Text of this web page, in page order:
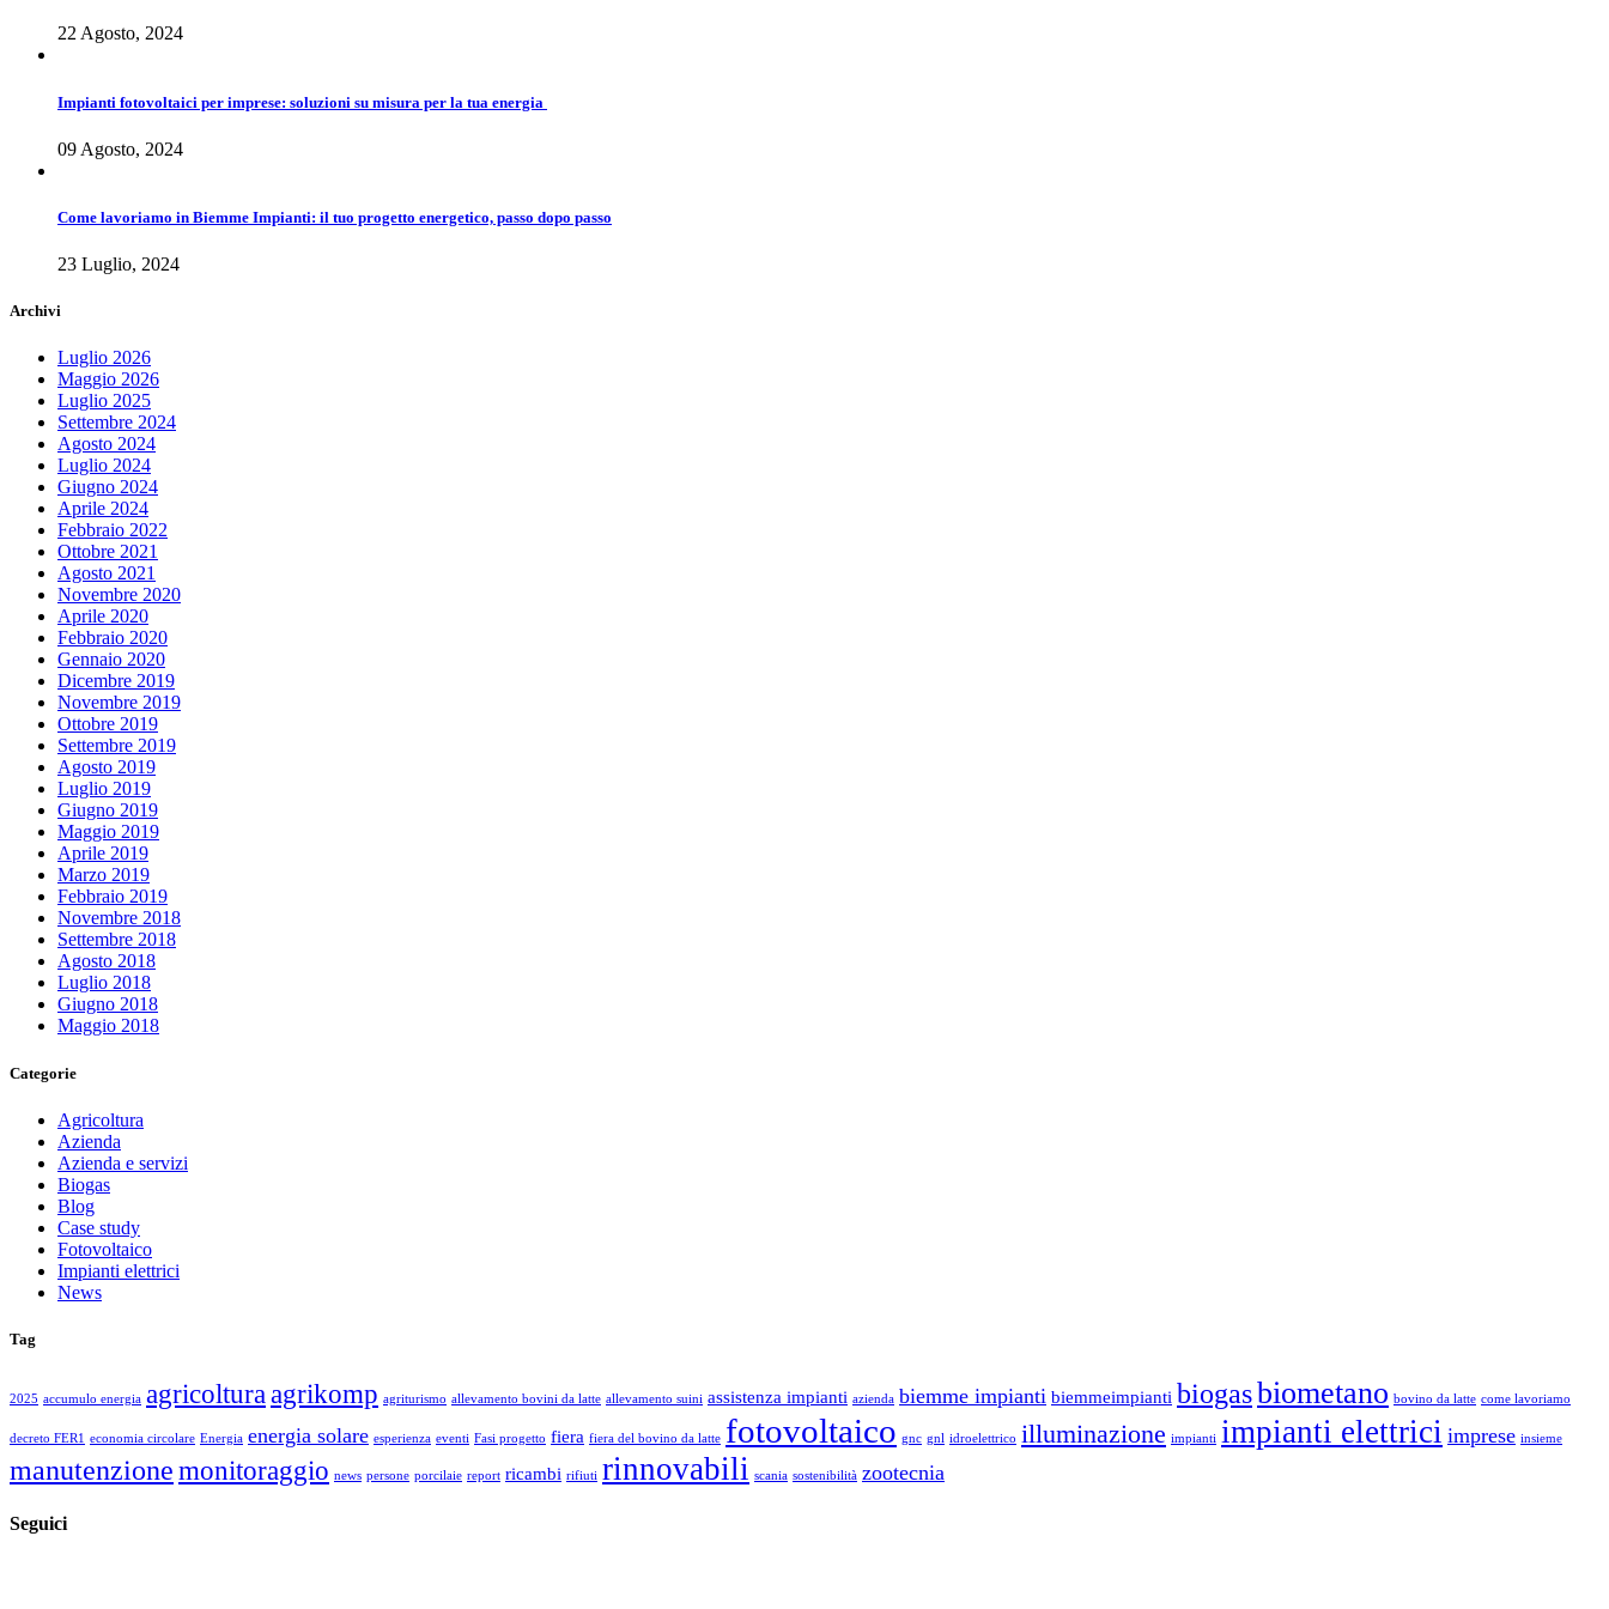
22 Agosto, 2024
Impianti fotovoltaici per imprese: soluzioni su misura per la tua energia
09 Agosto, 2024
Come lavoriamo in Biemme Impianti: il tuo progetto energetico, passo dopo passo
23 Luglio, 2024
Archivi
Luglio 2026
Maggio 2026
Luglio 2025
Settembre 2024
Agosto 2024
Luglio 2024
Giugno 2024
Aprile 2024
Febbraio 2022
Ottobre 2021
Agosto 2021
Novembre 2020
Aprile 2020
Febbraio 2020
Gennaio 2020
Dicembre 2019
Novembre 2019
Ottobre 2019
Settembre 2019
Agosto 2019
Luglio 2019
Giugno 2019
Maggio 2019
Aprile 2019
Marzo 2019
Febbraio 2019
Novembre 2018
Settembre 2018
Agosto 2018
Luglio 2018
Giugno 2018
Maggio 2018
Categorie
Agricoltura
Azienda
Azienda e servizi
Biogas
Blog
Case study
Fotovoltaico
Impianti elettrici
News
Tag
2025 accumulo energia agricolturaagrikomp agriturismo allevamento bovini da latte allevamento suini assistenza impianti azienda biemme impianti biemmeimpianti biogasbiometano bovino da latte come lavoriamo
decreto FER1 economia circolare Energia energia solare esperienza eventi Fasi progetto fiera fiera del bovino da latte fotovoltaico gnc gnl idroelettrico illuminazione impianti impianti elettrici imprese insieme
manutenzionemonitoraggio news persone porcilaie report ricambi rifiuti rinnovabili scania sostenibilità zootecnia
Seguici